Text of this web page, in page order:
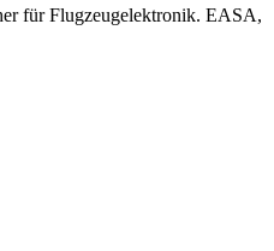
für Flugzeugelektronik. EASA,